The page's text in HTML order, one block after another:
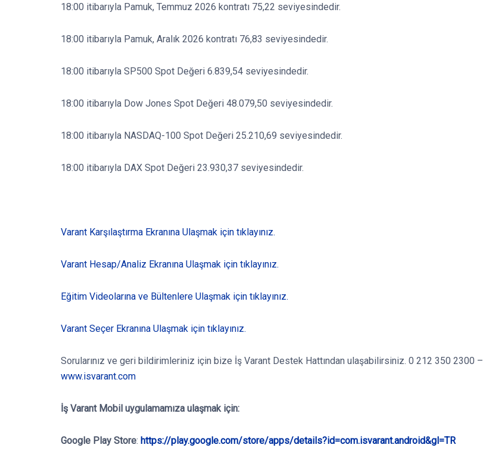
18:00 itibarıyla Pamuk, Temmuz 2026 kontratı 75,22 seviyesindedir.
18:00 itibarıyla Pamuk, Aralık 2026 kontratı 76,83 seviyesindedir.
18:00 itibarıyla SP500 Spot Değeri 6.839,54 seviyesindedir.
18:00 itibarıyla Dow Jones Spot Değeri 48.079,50 seviyesindedir.
18:00 itibarıyla NASDAQ-100 Spot Değeri 25.210,69 seviyesindedir.
18:00 itibarıyla DAX Spot Değeri 23.930,37 seviyesindedir.
Varant Karşılaştırma Ekranına Ulaşmak için tıklayınız.
Varant Hesap/Analiz Ekranına Ulaşmak için tıklayınız.
Eğitim Videolarına ve Bültenlere Ulaşmak için tıklayınız.
Varant Seçer Ekranına Ulaşmak için tıklayınız.
Sorularınız ve geri bildirimleriniz için bize İş Varant Destek Hattından ulaşabilirsiniz. 0 212 350 2300 –
www.isvarant.com
İş Varant Mobil uygulamamıza ulaşmak için:
Google Play Store: https://play.google.com/store/apps/details?id=com.isvarant.android&gl=TR